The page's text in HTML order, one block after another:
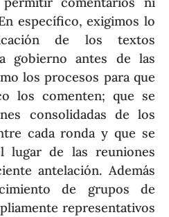
específico, exigimos lo
de los textos
gobierno antes de las
los procesos para que
los comenten; que se
consolidadas de los
cada ronda y que se
lugar de las reuniones
antelación. Además
de grupos de
representativos